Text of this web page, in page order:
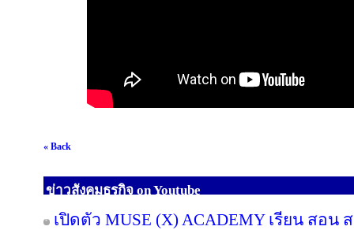
« Back
ข่าวสังคมธุรกิจ on Youtube
เปิดตัว MUSE (X) ACADEMY เรียน สอ